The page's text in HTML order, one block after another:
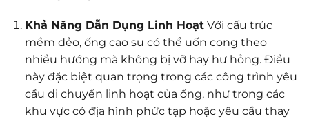
Khả Năng Dẫn Dụng Linh HoạtVới cấu trúc
mềm dẻo, ống cao su có thể uốn cong theo
nhiều hướng mà không bị vỡ hay hư hỏng. Điều
này đặc biệt quan trọng trong các công trình yêu
cầu di chuyển linh hoạt của ống, như trong các
khu vực có địa hình phức tạp hoặc yêu cầu thay